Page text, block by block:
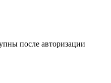
после авторизации